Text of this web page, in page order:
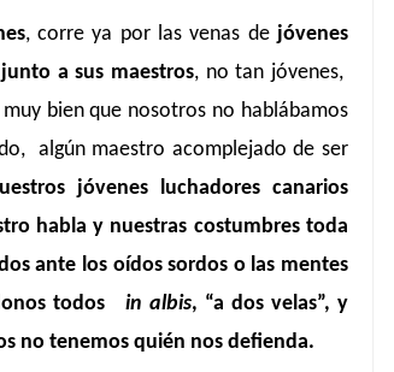
, corre ya por las venas de jóvenes
a sus maestros, no tan jóvenes,
bien que nosotros no hablábamos
algún maestro acomplejado de ser
jóvenes luchadores canarios
habla y nuestras costumbres toda
ante los oídos sordos o las mentes
todosin albis, “a dos velas”, y
no tenemos quién nos defienda.